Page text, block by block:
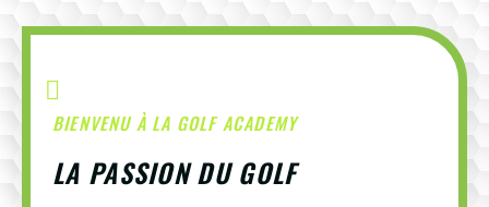
BIENVENU À LA GOLF ACADEMY
LA PASSION DU GOLF